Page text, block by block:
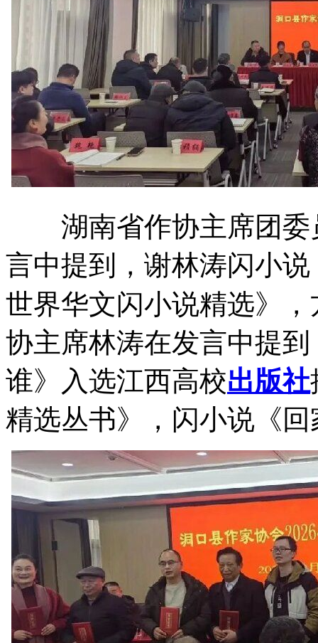
湖南省作协主席团委
言中提到，谢林涛闪小
世界华文闪小说精选》
协主席林涛在发言中提
谁》入选江西高校出版社
精选丛书》，闪小说《